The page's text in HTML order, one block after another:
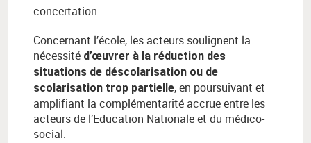
concertation.
Concernant l’école, les acteurs soulignent la
nécessité d’œuvrer à la réduction des
situations de déscolarisation ou de
scolarisation trop partielle, en poursuivant et
amplifiant la complémentarité accrue entre les
acteurs de l’Education Nationale et du médico-
social.